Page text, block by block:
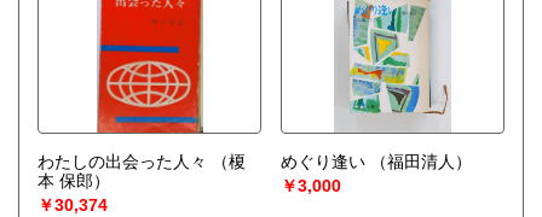
わたしの出会った人々
（榎
本 保郎）
￥30,374
めぐり逢い
（福田清人）
￥3,000